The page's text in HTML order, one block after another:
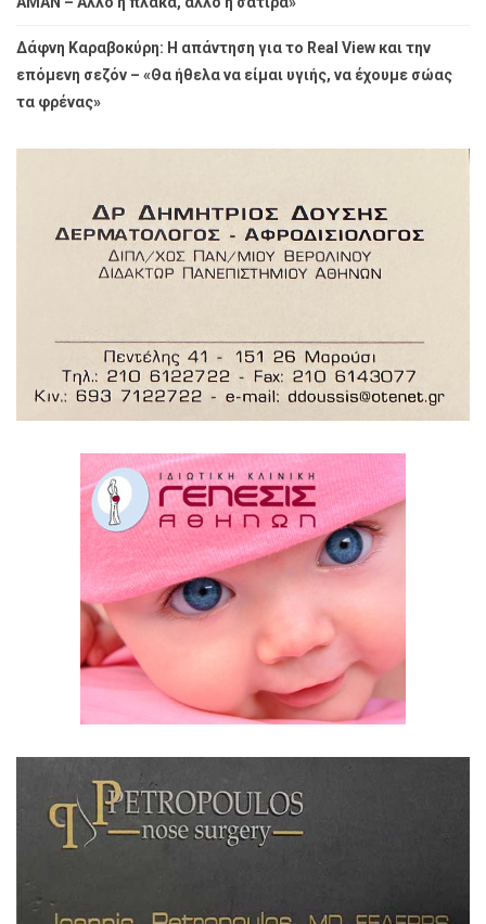
Δάφνη Καραβοκύρη: Η απάντηση για το Real View και την
επόμενη σεζόν – «Θα ήθελα να είμαι υγιής, να έχουμε σώας
τα φρένας»